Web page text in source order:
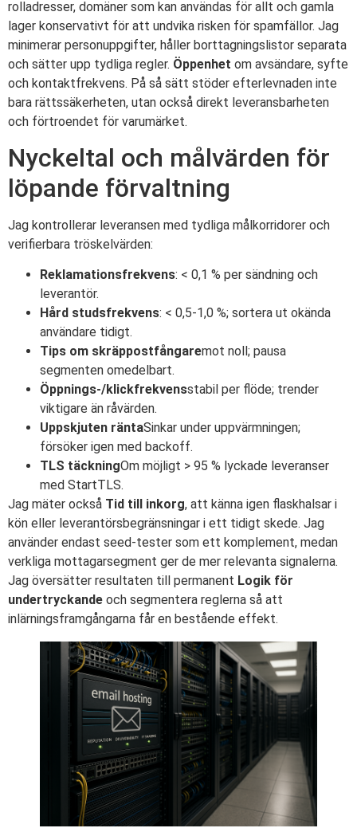
rolladresser, domäner som kan användas för allt och gamla
lager konservativt för att undvika risken för spamfällor. Jag
minimerar personuppgifter, håller borttagningslistor separata
och sätter upp tydliga regler. Öppenhet om avsändare, syfte
och kontaktfrekvens. På så sätt stöder efterlevnaden inte
bara rättssäkerheten, utan också direkt leveransbarheten
och förtroendet för varumärket.
Nyckeltal och målvärden för
löpande förvaltning
Jag kontrollerar leveransen med tydliga målkorridorer och
verifierbara tröskelvärden:
Reklamationsfrekvens: < 0,1 % per sändning och
leverantör.
Hård studsfrekvens: < 0,5-1,0 %; sortera ut okända
användare tidigt.
Tips om skräppostfångaremot noll; pausa
segmenten omedelbart.
Öppnings-/klickfrekvensstabil per flöde; trender
viktigare än råvärden.
Uppskjuten räntaSinkar under uppvärmningen;
försöker igen med backoff.
TLS täckningOm möjligt > 95 % lyckade leveranser
med StartTLS.
Jag mäter också Tid till inkorg, att känna igen flaskhalsar i
kön eller leverantörsbegränsningar i ett tidigt skede. Jag
använder endast seed-tester som ett komplement, medan
verkliga mottagarsegment ger de mer relevanta signalerna.
Jag översätter resultaten till permanent Logik för
undertryckande och segmentera reglerna så att
inlärningsframgångarna får en bestående effekt.